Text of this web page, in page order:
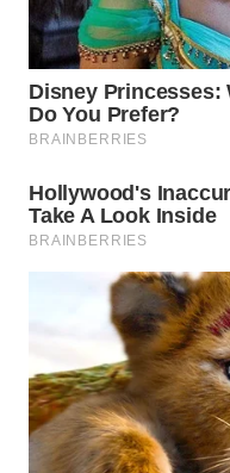
WN
INDRAMAYU
WN
KUNINGAN
WN
MAJALENGKA
WN
SUKABUMI
WN